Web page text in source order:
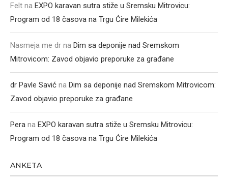
Felt na EXPO karavan sutra stiže u Sremsku Mitrovicu:
Program od 18 časova na Trgu Ćire Milekića
Nasmeja me dr na Dim sa deponije nad Sremskom
Mitrovicom: Zavod objavio preporuke za građane
dr Pavle Savić na Dim sa deponije nad Sremskom Mitrovicom:
Zavod objavio preporuke za građane
Pera na EXPO karavan sutra stiže u Sremsku Mitrovicu:
Program od 18 časova na Trgu Ćire Milekića
ANKETA